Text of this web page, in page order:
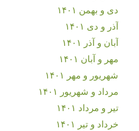
دی و بهمن ۱۴۰۱
آذر و دی ۱۴۰۱
آبان و آذر ۱۴۰۱
مهر و آبان ۱۴۰۱
شهریور و مهر ۱۴۰۱
مرداد و شهریور ۱۴۰۱
تیر و مرداد ۱۴۰۱
خرداد و تیر ۱۴۰۱